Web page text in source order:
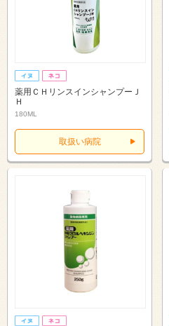
薬用ＣＨリンスインシャンプーＪ
Ｈ
180ML
取扱い病院